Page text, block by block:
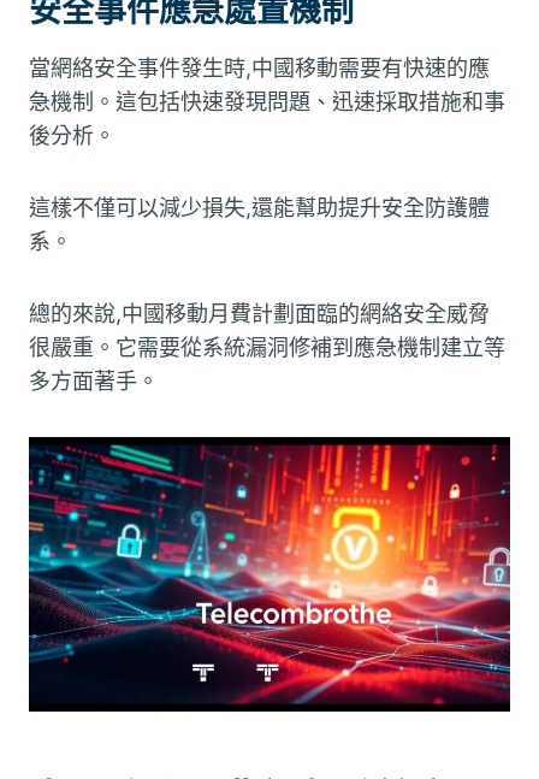
安全事件應急處置機制
當網絡安全事件發生時,中國移動需要有快速的應
急機制。這包括快速發現問題、迅速採取措施和事
後分析。
這樣不僅可以減少損失,還能幫助提升安全防護體
系。
總的來說,中國移動月費計劃面臨的網絡安全威脅
很嚴重。它需要從系統漏洞修補到應急機制建立等
多方面著手。